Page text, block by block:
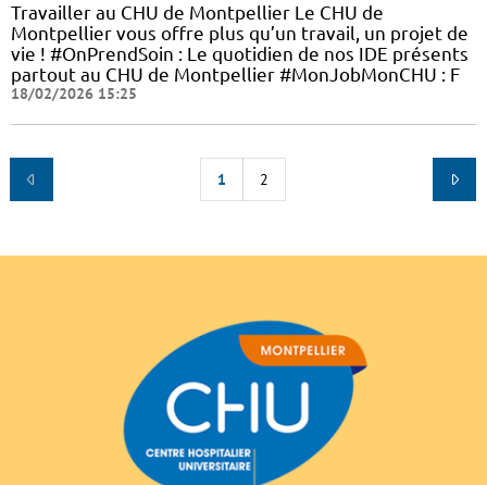
Travailler au CHU de Montpellier Le CHU de
Montpellier vous offre plus qu’un travail, un projet de
vie ! #OnPrendSoin : Le quotidien de nos IDE présents
partout au CHU de Montpellier #MonJobMonCHU : F
18/02/2026 15:25
1 2